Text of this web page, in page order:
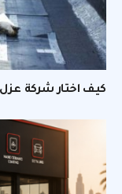
كيف اختار شركة